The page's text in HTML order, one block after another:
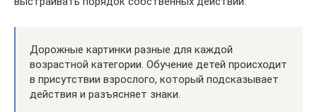
Дорожные картинки разные для каждой
возрастной категории. Обучение детей происходит
в присутствии взрослого, который подсказывает
действия и разъясняет знаки.